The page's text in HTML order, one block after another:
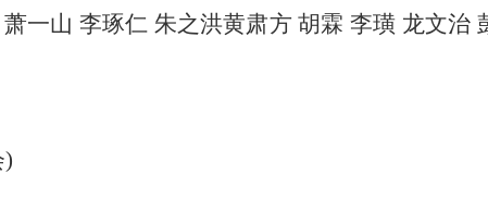
一山 李琢仁 朱之洪黄肃方 胡霖 李璜 龙文治
)